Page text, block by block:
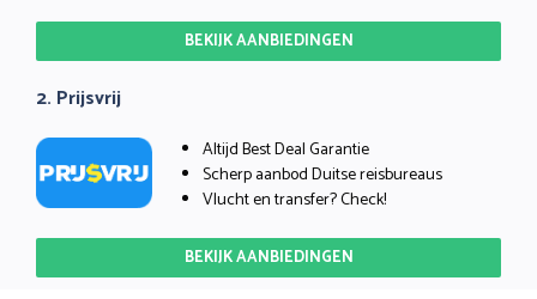
BEKIJK AANBIEDINGEN
2. Prijsvrij
Altijd Best Deal Garantie
Scherp aanbod Duitse reisbureaus
Vlucht en transfer? Check!
BEKIJK AANBIEDINGEN